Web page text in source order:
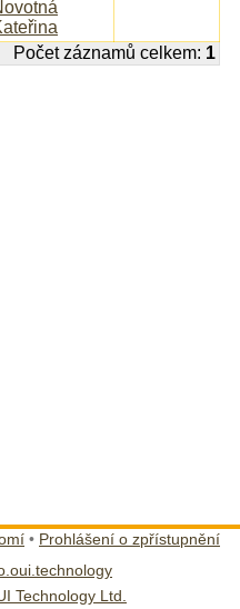
Počet záznamů celkem: 1
• Prohlášení o zpřístupnění
Technology Ltd.